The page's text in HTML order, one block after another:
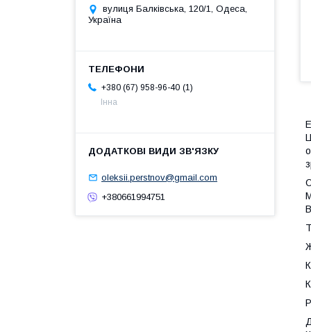
вулиця Балківська, 120/1, Одеса,
Україна
+380 (67) 958-96-40 1
Інна
oleksii.perstnov@gmail.com
+380661994751